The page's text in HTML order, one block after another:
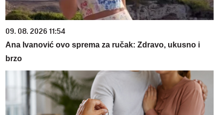
09. 08. 2026 11:54
Ana Ivanović ovo sprema za ručak: Zdravo, ukusno i
brzo